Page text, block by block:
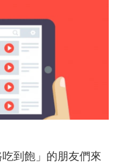
到飽」的朋友們來